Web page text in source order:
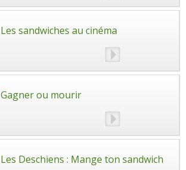
Les sandwiches au cinéma
Gagner ou mourir
Les Deschiens : Mange ton sandwich